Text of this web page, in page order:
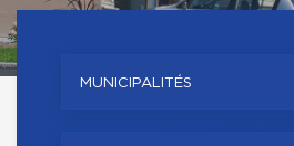
MUNICIPALITÉS